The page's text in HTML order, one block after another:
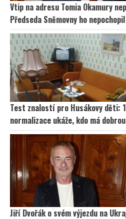
Vtip na adresu Tomia Okamury
Předseda Sněmovny ho
Test znalostí pro Husákovy děti:
normalizace ukáže, kdo má
Jiří Dvořák o svém výjezdu na